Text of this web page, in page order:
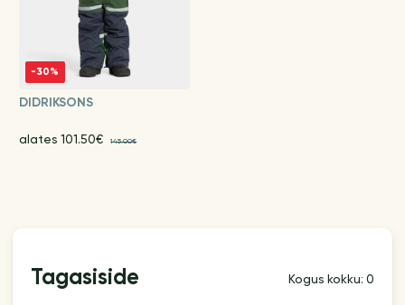
-30%
DIDRIKSONS
alates 101.50€ 145.00€
Tagasiside Kogus kokku: 0